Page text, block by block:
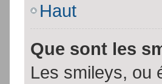
Haut
Que sont les
Les smileys, ou